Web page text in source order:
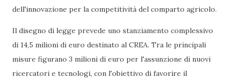
dell'innovazione per la competitività del comparto agricolo.
Il disegno di legge prevede uno stanziamento complessivo
di 14,5 milioni di euro destinato al CREA. Tra le principali
misure figurano 3 milioni di euro per l'assunzione di nuovi
ricercatori e tecnologi, con l'obiettivo di favorire il